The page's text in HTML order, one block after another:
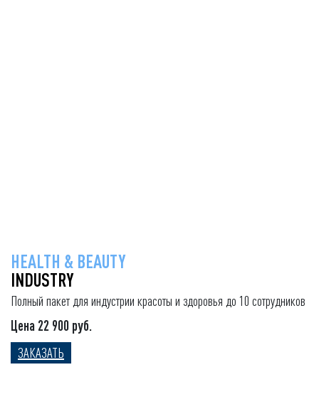
HEALTH & BEAUTY
INDUSTRY
Полный пакет для индустрии красоты и здоровья до 10 сотрудников
Цена 22 900 руб.
ЗАКАЗАТЬ